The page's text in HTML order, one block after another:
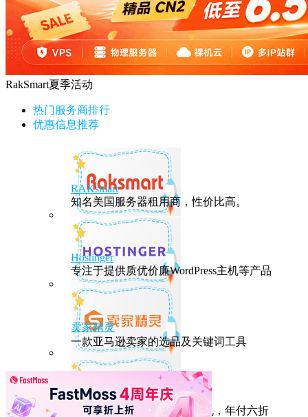
RakSmart夏季活动
热门服务商排行
优惠信息推荐
RAKsmart
知名美国服务器租用商，性价比高。
Hostinger
专注于提供质优价廉WordPress主机等产品
卖家精灵
一款亚马逊卖家的选品及关键词工具
HostEase
性能出众的高性价比美国主机，年付六折